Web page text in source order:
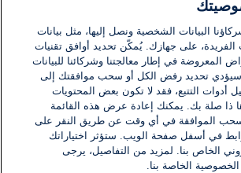
البيانات الشخصية ونصل إليها، مثل بيانات
الفريدة، على جهازك. يُمكّن تحديد أوافق تقنيات
المعروضة في إطار معالجتنا وشركائنا للبيانات
سيؤدي تحديد رفض الكل أو سحب موافقتك إلى
أدوات التتبع، فقد لا تكون بعض المحتويات
ذا صلة بك. يمكنك إعادة عرض هذه القائمة
سحب الموافقة في أي وقت عن طريق النقر على
في أسفل صفحة الويب. ستؤثر اختياراتك
الخاص بنا. لمزيد من التفاصيل، يرجى
الخاصة بنا.